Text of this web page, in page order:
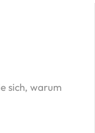
sich, warum